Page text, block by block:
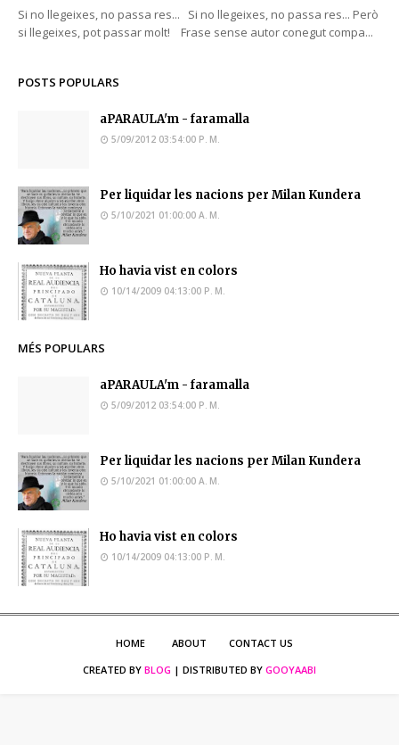
Si no llegeixes, no passa res... Si no llegeixes, no passa res... Però
si llegeixes, pot passar molt! Frase sense autor conegut compa...
POSTS POPULARS
aPARAULA'm - faramalla
5/09/2012 03:54:00 P. M.
Per liquidar les nacions per Milan Kundera
5/10/2021 01:00:00 A. M.
Ho havia vist en colors
10/14/2009 04:13:00 P. M.
MÉS POPULARS
aPARAULA'm - faramalla
5/09/2012 03:54:00 P. M.
Per liquidar les nacions per Milan Kundera
5/10/2021 01:00:00 A. M.
Ho havia vist en colors
10/14/2009 04:13:00 P. M.
HOME ABOUT
CONTACT US
CREATED BY BLOG | DISTRIBUTED BY GOOYAABI